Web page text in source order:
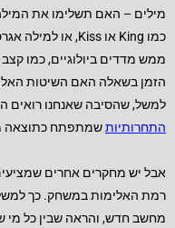
ממש מדדים ביולוגיים, כמו
הזמן בשאלה האם השיטות
למשל, שהסיבה שאנחנו רואים
התחרותיותשמתפתח כתוצאה
אבל יש מחקרים אחרים
רמת האלימות במשחק. כך
מחשב חדש, והראה שבין כל מי